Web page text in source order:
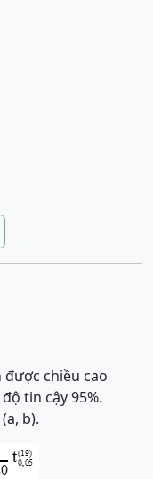
được chiều cao
tin cậy 95%.
b).